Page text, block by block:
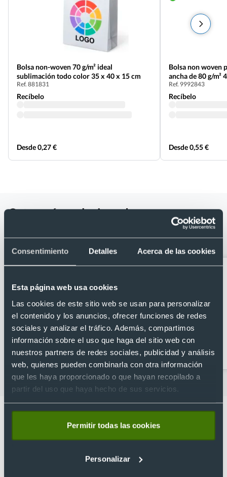
Consentimiento Detalles Acerca de las cookies
Esta página web usa cookies
Las cookies de este sitio web se usan para personalizar
el contenido y los anuncios, ofrecer funciones de redes
sociales y analizar el tráfico. Además, compartimos
información sobre el uso que haga del sitio web con
nuestros partners de redes sociales, publicidad y análisis
web, quienes pueden combinarla con otra información
que les haya proporcionado o que hayan recopilado a
partir del uso que haya hecho de sus servicios.
Permitir todas las cookies
Personalizar
Bolsa non-woven 70 g/m² ideal
sublimación todo color 35 x 40 x 15 cm
Ref. 881831
Recíbelo
Desde 0,27 €
Bolsa non woven
ancha de 80 g/m²
Ref. 9992843
Recíbelo
Desde 0,55 €
Categorías relacionadas con
maletero del coche 34 x 28 x 25 cm
Accesorios de viaje Accesorios de coche
Lo que dicen nuestros clientes